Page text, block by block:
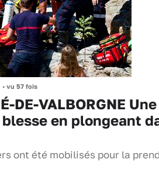
• vu 57 fois
DE-VALBORGNE Une
en plongeant
ont été mobilisés pour la